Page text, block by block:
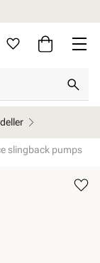
slingback pumps